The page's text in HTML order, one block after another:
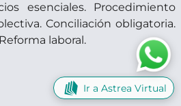
esenciales. Procedimiento
Conciliación obligatoria.
laboral.
Ir a Astrea Virtual